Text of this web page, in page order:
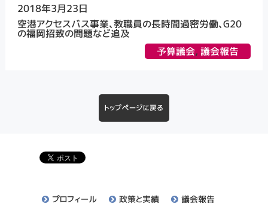
2018年3月23日
空港アクセスバス事業、教職員の長時間過密労働、G20
の福岡招致の問題など追及
予算議会,議会報告
トップページに戻る
プロフィール 政策と実績 議会報告